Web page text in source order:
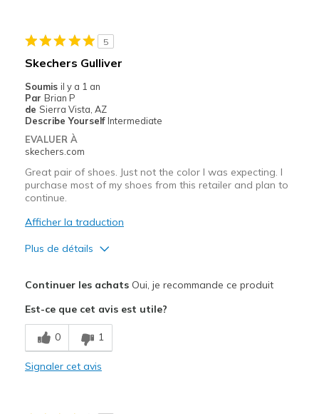
5
Skechers Gulliver
Soumis il y a 1 an
Par Brian P
de Sierra Vista, AZ
Describe Yourself Intermediate
EVALUER À
skechers.com
Great pair of shoes. Just not the color I was expecting. I
purchase most of my shoes from this retailer and plan to
continue.
Afficher la traduction
Plus de détails
Easy On and Off
Les meilleures utilisations
Casual Wear
Continuer les achatsOui, je recommande ce produit
Est-ce que cet avis est utile?
0 1
Signaler cet avis